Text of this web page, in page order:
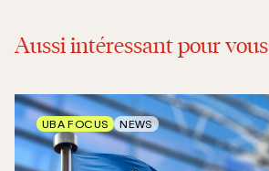
Aussi intéressant pour vous
UBA FOCUS NEWS